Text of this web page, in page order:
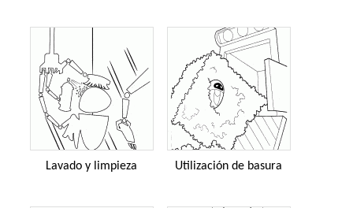
Lavado y limpieza Utilización de basura